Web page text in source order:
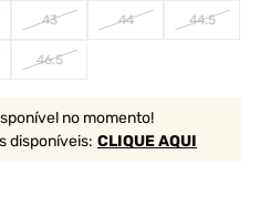
43 44 44.5
46.5
no momento!
disponíveis: CLIQUE AQUI